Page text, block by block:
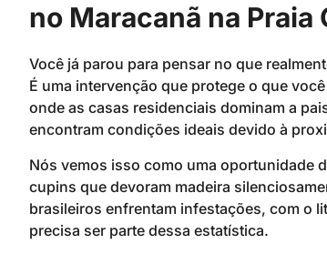
no Maracanã na Praia
Você já parou para pensar no que
É uma intervenção que protege o que
onde as casas residenciais dominam a
encontram condições ideais devido à
Nós vemos isso como uma oportunidade
cupins que devoram madeira
brasileiros enfrentam infestações, com o
precisa ser parte dessa estatística.